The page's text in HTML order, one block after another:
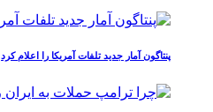
پنتاگون آمار جدید تلفات آمریکا را اعلام کرد